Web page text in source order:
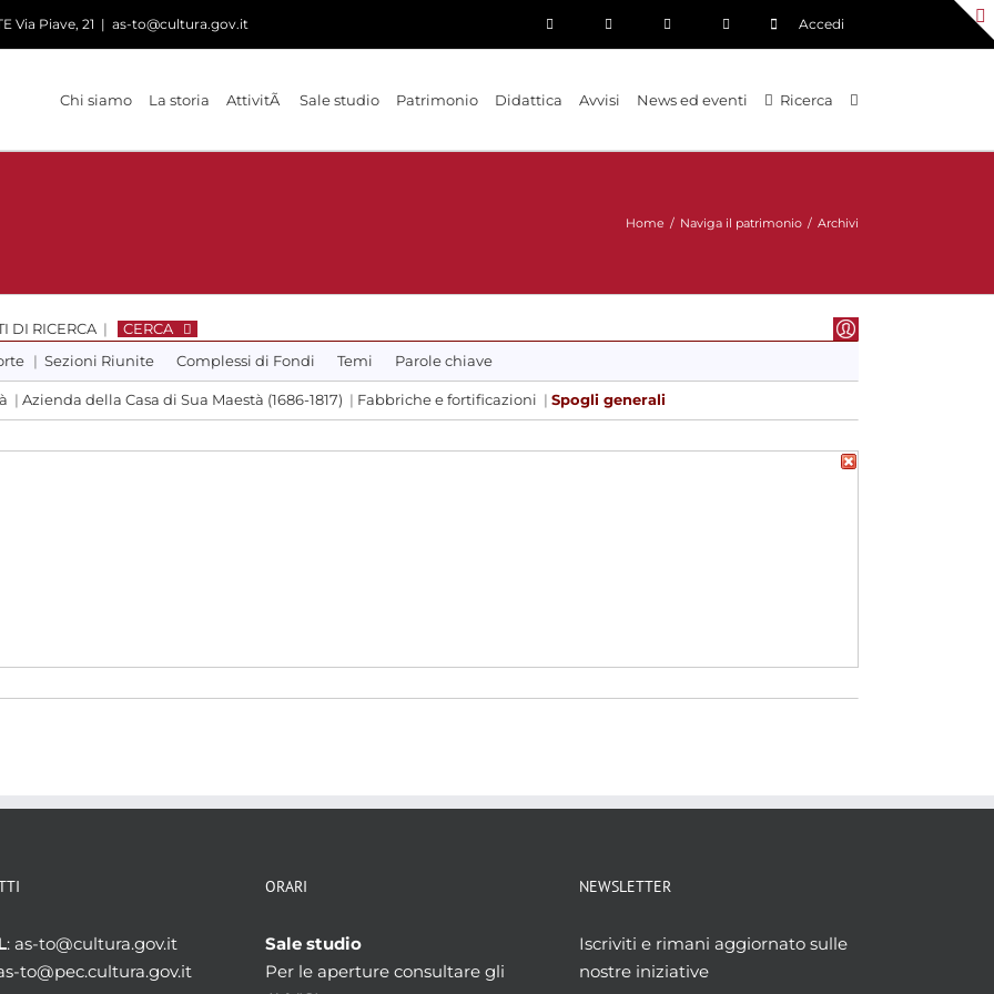
Via Piave, 21 | as-to@cultura.gov.it Accedi
Chi siamo La storia AttivitÃ Sale studio Patrimonio Didattica Avvisi News ed eventi Ricerca
Home / Naviga il patrimonio / Archivi
DI RICERCA |
CERCA
| Sezioni Riunite Complessi di Fondi Temi Parole chiave
| Azienda della Casa di Sua Maestà (1686-1817) | Fabbriche e fortificazioni | Spogli generali
: as-to@cultura.gov.it
to@pec.cultura.gov.it
ORARI
Sale studio
Per le aperture consultare gli
NEWSLETTER
Iscriviti e rimani aggiornato sulle
nostre iniziative